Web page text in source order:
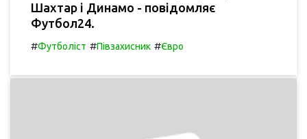
Шахтар і Динамо - повідомляє
Футбол24.
#Футболіст #Півзахисник #Євро